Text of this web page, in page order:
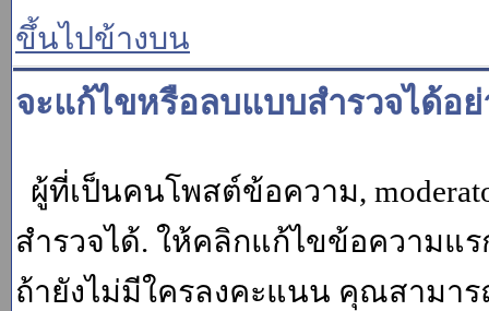
ขึ้นไปข้างบน
จะแก้ไขหรือลบแบบสำรวจได้อย่
ผู้ที่เป็นคนโพสต์ข้อความ,
สำรวจได้. ให้คลิกแก้ไขข้อความแ
ถ้ายังไม่มีใครลงคะแนน คุณสามา